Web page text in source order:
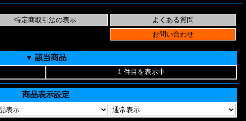
▼ 該当商品
1 件目を表示中
商品表示設定